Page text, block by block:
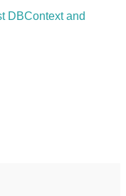
DBContext and